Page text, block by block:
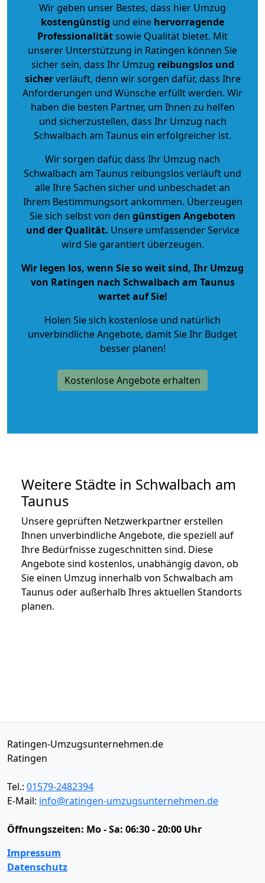
Wir geben unser Bestes, dass hier Umzug
kostengünstig und eine hervorragende
Professionalitätsowie Qualität bietet. Mit
unserer Unterstützung in Ratingen können Sie
sicher sein, dass Ihr Umzug reibungslos und
sicherverläuft, denn wir sorgen dafür, dass Ihre
Anforderungen und Wünsche erfüllt werden. Wir
haben die besten Partner, um Ihnen zu helfen
und sicherzustellen, dass Ihr Umzug nach
Schwalbach am Taunus ein erfolgreicher ist.
Wir sorgen dafür, dass Ihr Umzug nach
Schwalbach am Taunus reibungslos verläuft und
alle Ihre Sachen sicher und unbeschadet an
Ihrem Bestimmungsort ankommen. Überzeugen
Sie sich selbst von den günstigen Angeboten
und der Qualität. Unsere umfassender Service
wird Sie garantiert überzeugen.
Wir legen los, wenn Sie so weit sind, Ihr Umzug
von Ratingen nach Schwalbach am Taunus
wartet auf Sie!
Holen Sie sich kostenlose und natürlich
unverbindliche Angebote, damit Sie Ihr Budget
besser planen!
Kostenlose Angebote erhalten
Weitere Städte in Schwalbach am
Taunus
Unsere geprüften Netzwerkpartner erstellen
Ihnen unverbindliche Angebote, die speziell auf
Ihre Bedürfnisse zugeschnitten sind. Diese
Angebote sind kostenlos, unabhängig davon, ob
Sie einen Umzug innerhalb von Schwalbach am
Taunus oder außerhalb Ihres aktuellen Standorts
planen.
Ratingen-Umzugsunternehmen.de
Ratingen
Tel.: 01579-2482394
E-Mail: info@ratingen-umzugsunternehmen.de
Öffnungszeiten: Mo - Sa: 06:30 - 20:00 Uhr
Impressum
Datenschutz